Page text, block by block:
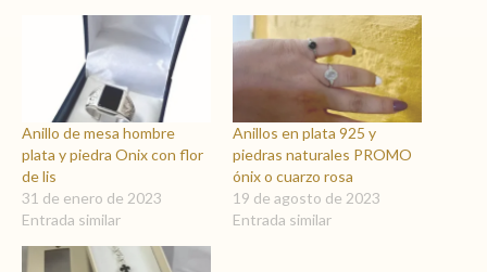
Anillo de mesa hombre
plata y piedra Onix con flor
de lis
31 de enero de 2023
Entrada similar
Anillos en plata 925 y
piedras naturales PROMO
ónix o cuarzo rosa
19 de agosto de 2023
Entrada similar